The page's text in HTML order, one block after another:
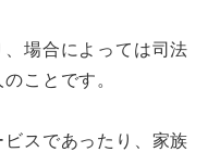
、場合によっては司法
ことです。
ビスであったり、家族